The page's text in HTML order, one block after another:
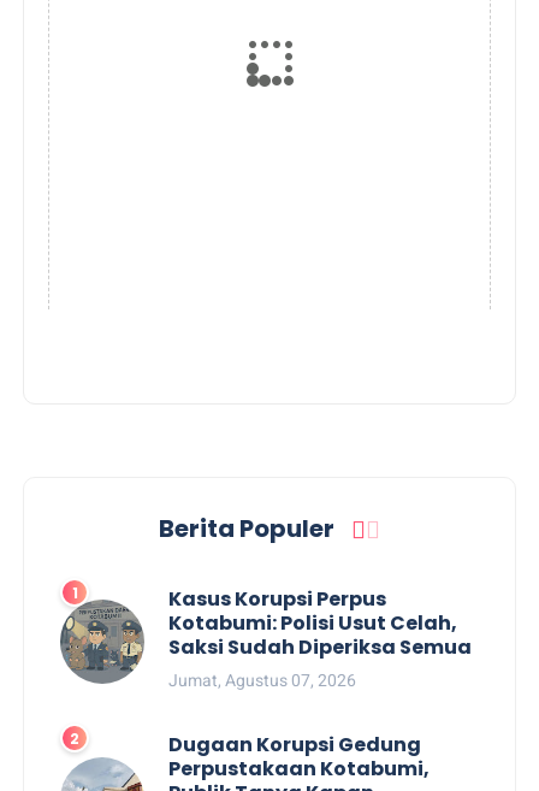
Berita Populer
Kasus Korupsi Perpus
Kotabumi: Polisi Usut Celah,
Saksi Sudah Diperiksa Semua
Jumat, Agustus 07, 2026
Dugaan Korupsi Gedung
Perpustakaan Kotabumi,